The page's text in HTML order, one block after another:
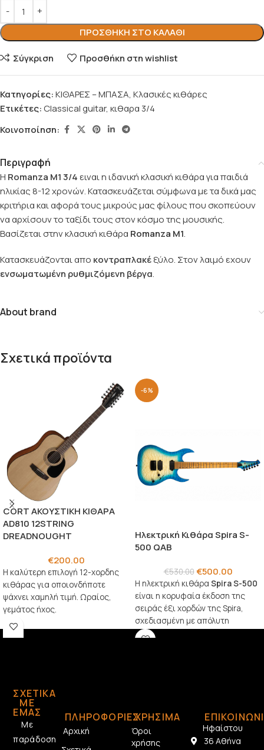
ΠΡΟΣΘΉΚΗ ΣΤΟ ΚΑΛΆΘΙ
Σύγκριση Προσθήκη στη wishlist
Κατηγορίες:ΚΙΘΑΡΕΣ – ΜΠΑΣΑ, Κλασικές κιθάρες
Ετικέτες:Classical guitar, κιθαρα 3/4
Κοινοποίηση:
Περιγραφή
Η Romanza M1 3/4ειναι η ιδανική κλασική κιθάρα για παιδιά
ηλικίας 8-12 χρονών. Κατασκευάζεται σύμφωνα με τα δικά μας
κριτήρια και αφορά τους μικρούς μας φίλους που σκοπεύουν
να αρχίσουν το ταξίδι τους στον κόσμο της μουσικής.
Βασίζεται στην κλασική κιθάρα Romanza M1.
Κατασκευάζονται απο κοντραπλακέξύλο. Στον λαιμό εχουν
ενσωματωμένη ρυθμιζόμενη βέργα.
About brand
Σχετικά προϊόντα
CORT ΑΚΟΥΣΤΙΚΗ ΚΙΘΑΡΑ
AD810 12STRING
DREADNOUGHT
€200.00
Η καλύτερη επιλογή 12-χορδης
κιθάρας για οποιονδήποτε
ψάχνει χαμηλή τιμή. Ωραίος,
γεμάτος ήχος.
-6%
Ηλεκτρική Κιθάρα Spira S-
500 QAB
€530.00€500.00
Η ηλεκτρική κιθάρα Spira S-500
είναι η κορυφαία έκδοση της
σειράς έξι χορδών της Spira,
σχεδιασμένη με απόλυτη
προσοχή στη λεπτομέρεια για
ΣΧΕΤΙΚΆ
ΜΕ
ΕΜΆΣ
Με
παράδοση
ΠΛΗΡΟΦΟΡΙΕΣ
Αρχική
ΧΡΗΣΙΜΑ
Όροι
χρήσης
Ηφαίστου
36 Αθήνα